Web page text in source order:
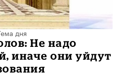
дня
Не надо
иначе они уйдут